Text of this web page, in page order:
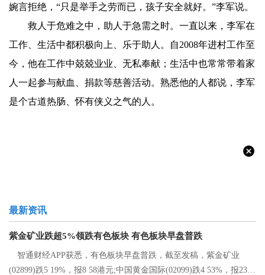
婉言拒绝，“只是举手之劳而已，孩子安全就好。”李军说。
救人于危难之中，助人于急需之时。一直以来，李军在
工作、生活中都积极向上、乐于助人。自2008年进村工作至
今，他在工作中兢兢业业、无私奉献；生活中也常常带着家
人一起参与献血、捐款等慈善活动。熟悉他的人都说，李军
是个古道热肠、怀有侠义之气的人。
最新资讯
紫金矿业跌超5%领跌有色板块 有色板块早盘普跌
智通财经APP获悉，有色板块早盘普跌，截至发稿，紫金矿业
(02899)跌5 19%，报8 58港元;中国黄金国际(02099)跌4 53%，报23 2